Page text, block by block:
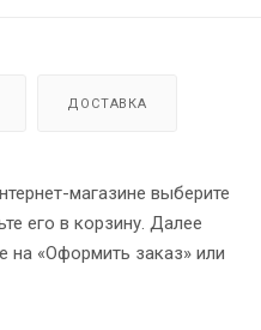
ДОСТАВКА
магазине выберите
его в корзину. Далее
на «Оформить заказ» или